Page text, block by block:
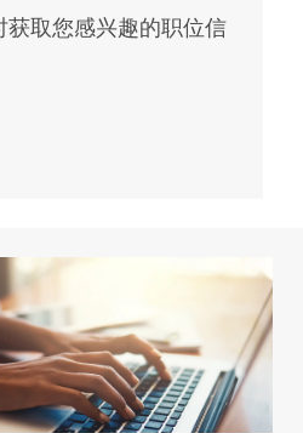
获取您感兴趣的职位信